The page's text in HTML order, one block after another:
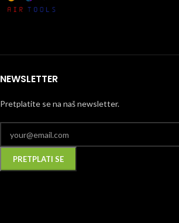
NEWSLETTER
Pretplatite se na naš newsletter.